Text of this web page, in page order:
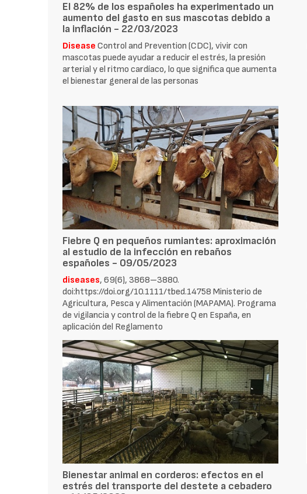
El 82% de los españoles ha experimentado un
aumento del gasto en sus mascotas debido a
la inflación - 22/03/2023
Disease Control and Prevention (CDC), vivir con
mascotas puede ayudar a reducir el estrés, la presión
arterial y el ritmo cardíaco, lo que significa que aumenta
el bienestar general de las personas
Fiebre Q en pequeños rumiantes: aproximación
al estudio de la infección en rebaños
españoles - 09/05/2023
diseases, 69(6), 3868–3880.
doi:https://doi.org/10.1111/tbed.14758 Ministerio de
Agricultura, Pesca y Alimentación (MAPAMA). Programa
de vigilancia y control de la fiebre Q en España, en
aplicación del Reglamento
Bienestar animal en corderos: efectos en el
estrés del transporte del destete a cebadero